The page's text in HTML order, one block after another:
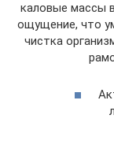
каловые массы
ощущение, что
чистка